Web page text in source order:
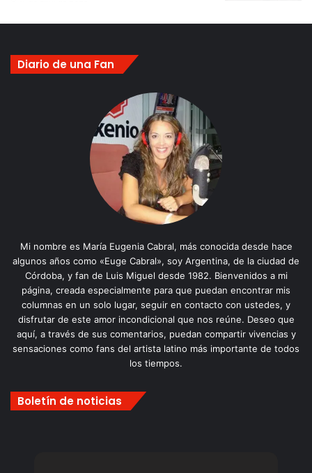
Diario de una Fan
Mi nombre es María Eugenia Cabral, más conocida desde hace
algunos años como «Euge Cabral», soy Argentina, de la ciudad de
Córdoba, y fan de Luis Miguel desde 1982. Bienvenidos a mi
página, creada especialmente para que puedan encontrar mis
columnas en un solo lugar, seguir en contacto con ustedes, y
disfrutar de este amor incondicional que nos reúne. Deseo que
aquí, a través de sus comentarios, puedan compartir vivencias y
sensaciones como fans del artista latino más importante de todos
los tiempos.
Boletín de noticias